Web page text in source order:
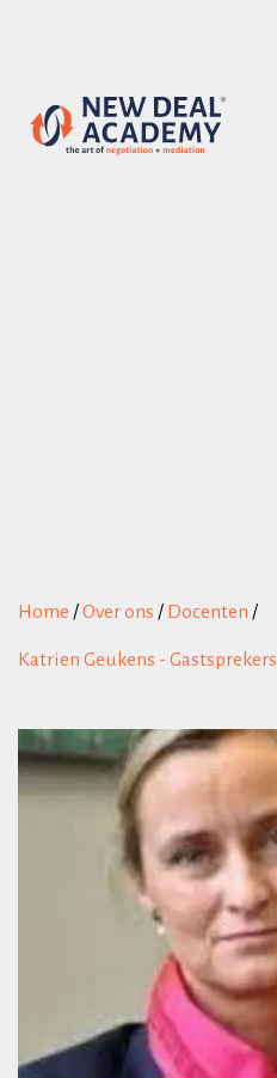
Home /Over ons / Docenten /
Katrien Geukens - Gastsprekers